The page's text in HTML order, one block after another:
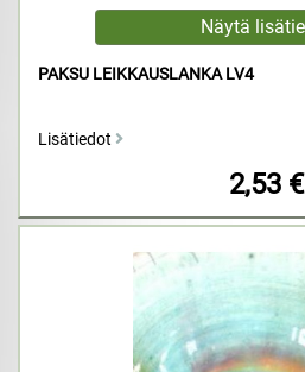
PAKSU LEIKKAUSLANKA LV4
Lisätiedot
2,53 €